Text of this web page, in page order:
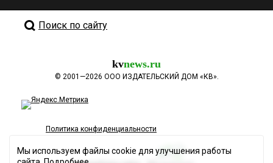
Поиск по сайту
kvnews.ru
© 2001—2026 ООО ИЗДАТЕЛЬСКИЙ ДОМ «КВ».
Политика конфиденциальности
Мы используем файлы cookie для улучшения работы